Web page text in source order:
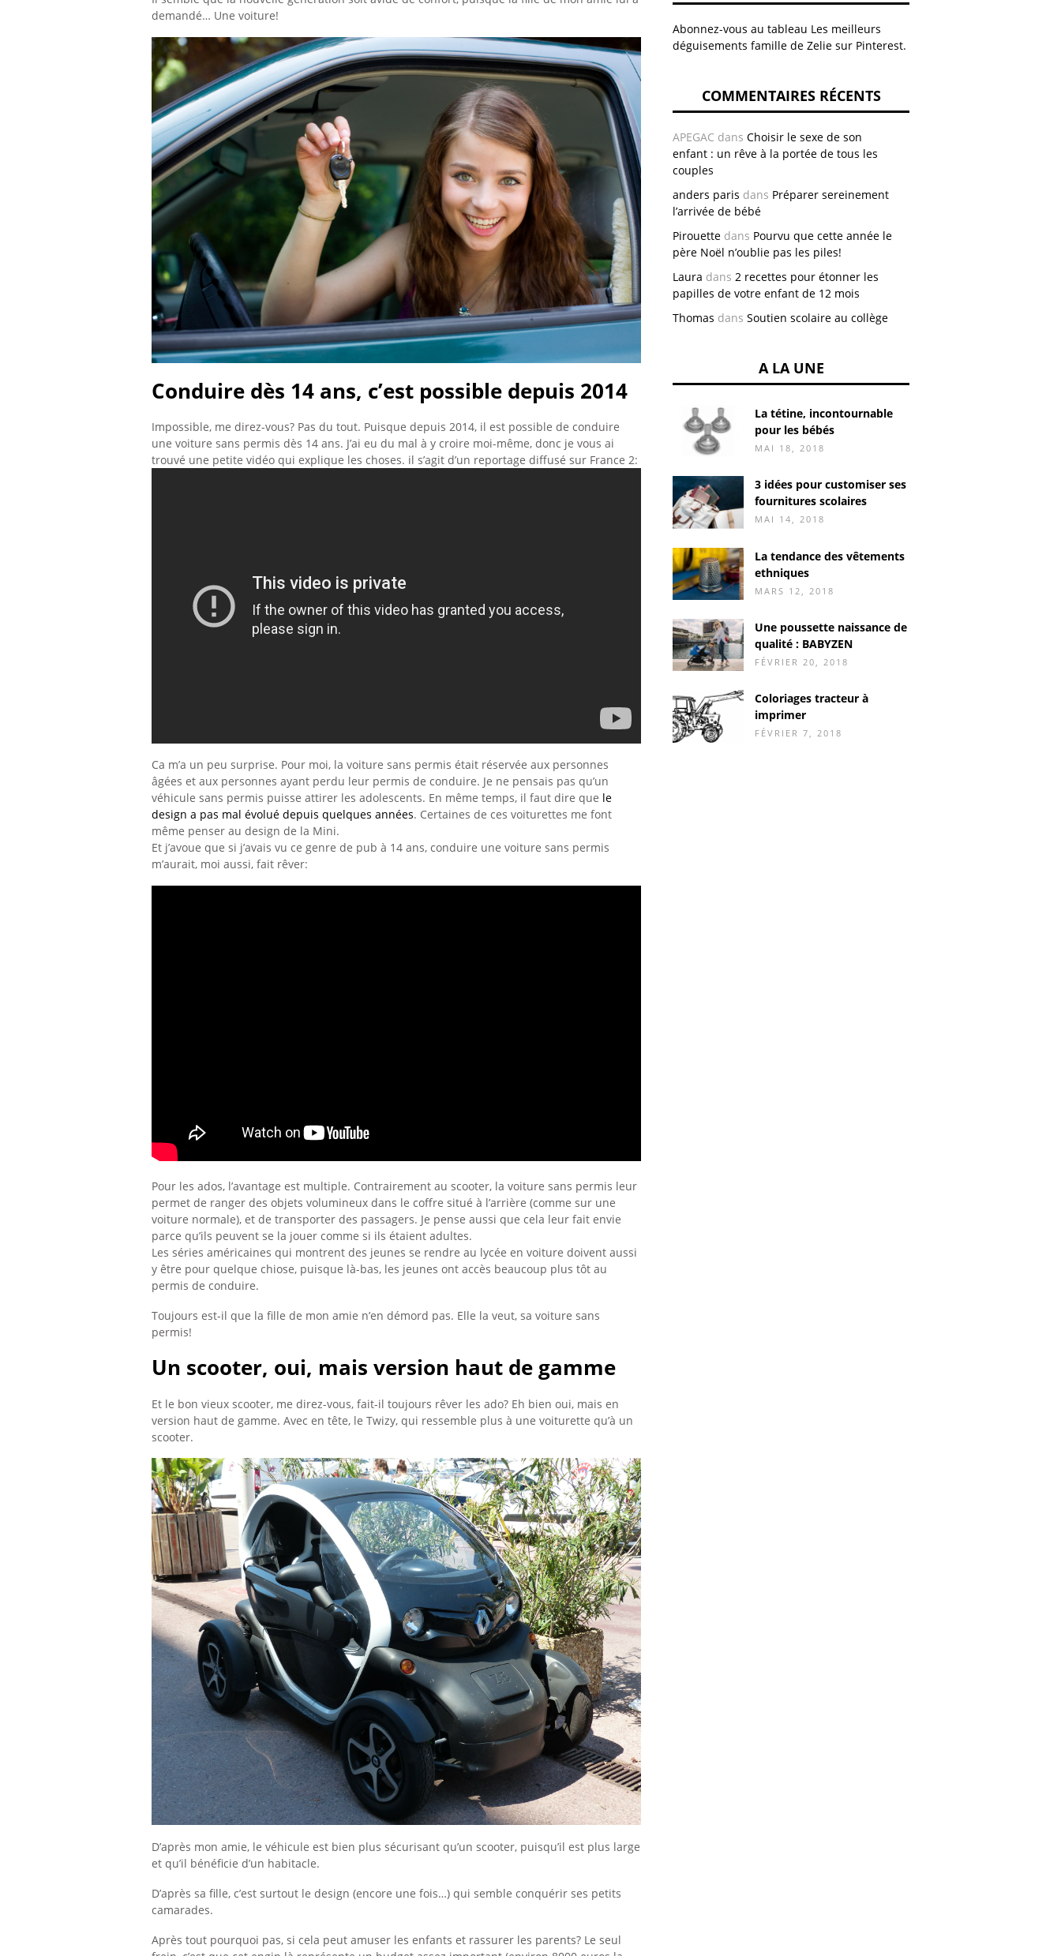
demandé… Une voiture!
Conduire dès 14 ans, c’est possible depuis 2014
Impossible, me direz-vous? Pas du tout. Puisque depuis 2014, il est possible de conduire
une voiture sans permis dès 14 ans. J’ai eu du mal à y croire moi-même, donc je vous ai
trouvé une petite vidéo qui explique les choses. il s’agit d’un reportage diffusé sur France 2:
Ca m’a un peu surprise. Pour moi, la voiture sans permis était réservée aux personnes
âgées et aux personnes ayant perdu leur permis de conduire. Je ne pensais pas qu’un
véhicule sans permis puisse attirer les adolescents. En même temps, il faut dire que le
design a pas mal évolué depuis quelques années. Certaines de ces voiturettes me font
même penser au design de la Mini.
Et j’avoue que si j’avais vu ce genre de pub à 14 ans, conduire une voiture sans permis
m’aurait, moi aussi, fait rêver:
Pour les ados, l’avantage est multiple. Contrairement au scooter, la voiture sans permis leur
permet de ranger des objets volumineux dans le coffre situé à l’arrière (comme sur une
voiture normale), et de transporter des passagers. Je pense aussi que cela leur fait envie
parce qu’ils peuvent se la jouer comme si ils étaient adultes.
Les séries américaines qui montrent des jeunes se rendre au lycée en voiture doivent aussi
y être pour quelque chiose, puisque là-bas, les jeunes ont accès beaucoup plus tôt au
permis de conduire.
Toujours est-il que la fille de mon amie n’en démord pas. Elle la veut, sa voiture sans
permis!
Un scooter, oui, mais version haut de gamme
Et le bon vieux scooter, me direz-vous, fait-il toujours rêver les ado? Eh bien oui, mais en
version haut de gamme. Avec en tête, le Twizy, qui ressemble plus à une voiturette qu’à un
scooter.
D’après mon amie, le véhicule est bien plus sécurisant qu’un scooter, puisqu’il est plus large
et qu’il bénéficie d’un habitacle.
D’après sa fille, c’est surtout le design (encore une fois…) qui semble conquérir ses petits
camarades.
Après tout pourquoi pas, si cela peut amuser les enfants et rassurer les parents? Le seul
Abonnez-vous au tableau Les meilleurs
déguisements famille de Zelie sur Pinterest.
COMMENTAIRES RÉCENTS
APEGAC dans Choisir le sexe de son
enfant : un rêve à la portée de tous les
couples
anders paris dans Préparer sereinement
l’arrivée de bébé
Pirouette dans Pourvu que cette année le
père Noël n’oublie pas les piles!
Laura dans 2 recettes pour étonner les
papilles de votre enfant de 12 mois
Thomas dans Soutien scolaire au collège
A LA UNE
La tétine, incontournable
pour les bébés
MAI 18, 2018
3 idées pour customiser ses
fournitures scolaires
MAI 14, 2018
La tendance des vêtements
ethniques
MARS 12, 2018
Une poussette naissance de
qualité : BABYZEN
FÉVRIER 20, 2018
Coloriages tracteur à
imprimer
FÉVRIER 7, 2018